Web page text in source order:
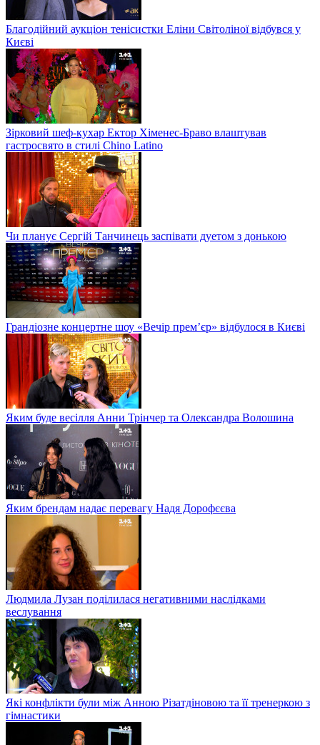
Благодійний аукціон тенісистки Еліни Світоліної відбувся у
Києві
Зірковий шеф-кухар Ектор Хіменес-Браво влаштував
гастросвято в стилі Chino Latino
Чи планує Сергій Танчинець заспівати дуетом з донькою
Грандіозне концертне шоу «Вечір прем’єр» відбулося в Києві
Яким буде весілля Анни Трінчер та Олександра Волошина
Яким брендам надає перевагу Надя Дорофєєва
Людмила Лузан поділилася негативними наслідками
веслування
Які конфлікти були між Анною Різатдіновою та її тренеркою з
гімнастики